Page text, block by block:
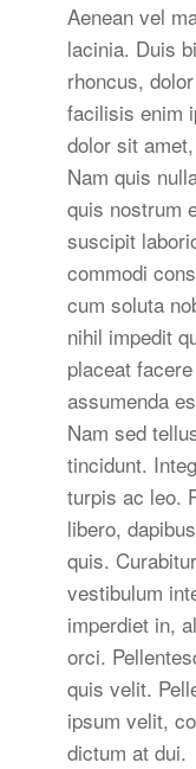
Aenean vel
lacinia. Duis
rhoncus,
facilisis enim
dolor sit
Nam quis
quis nostrum
suscipit
commodi
cum soluta
nihil impedit
placeat
assumenda
Nam sed
tincidunt.
turpis ac leo.
libero,
quis.
vestibulum
imperdiet in,
orci.
quis velit.
ipsum velit,
dictum at dui.